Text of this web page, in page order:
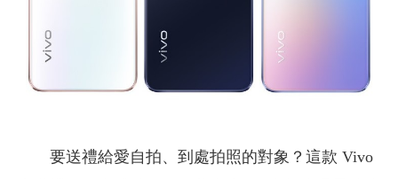
要送禮給愛自拍、到處拍照的對象？這款 Vivo